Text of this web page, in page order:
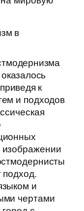
в
к
и подходов
подход.
и
чертами